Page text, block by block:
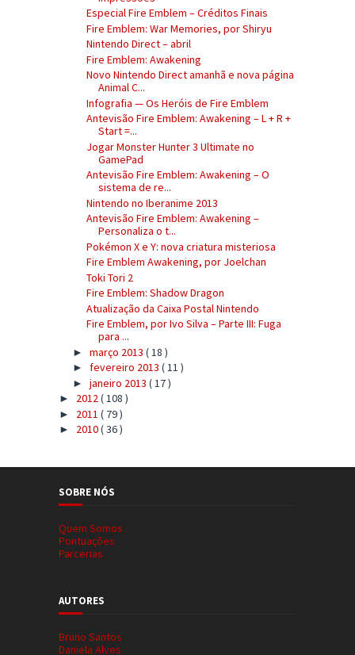
Especial Fire Emblem – Créditos Finais
Fire Emblem: War Memories, por Shiryu
Nintendo Direct – abril
Fire Emblem: Awakening
Novo Nintendo Direct amanhã e nova página
Animal C...
Infografia — Os Heróis de Fire Emblem
Antevisão Fire Emblem: Awakening – L + R +
Start =...
Jogar Monster Hunter 3 Ultimate no
GamePad
Antevisão Fire Emblem: Awakening – O
sistema de re...
Nintendo no Iberanime 2013
Antevisão Fire Emblem: Awakening –
Personaliza o t...
Pokémon X e Y: nova criatura misteriosa
Fire Emblem Awakening, por Joelchan
Toki Tori 2
Fire Emblem: Shadow Dragon
Atualização da Caixa Postal Nintendo
Fire Emblem, por Ivo Silva – Parte III: Fuga
para ...
► março 2013 ( 18 )
► fevereiro 2013 ( 11 )
► janeiro 2013 ( 17 )
► 2012( 108 )
► 2011 ( 79 )
► 2010( 36 )
SOBRE NÓS
Quem Somos
Pontuações
Parcerias
AUTORES
Bruno Santos
Daniela Alves